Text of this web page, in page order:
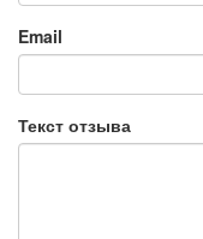
Email
Текст отзыва